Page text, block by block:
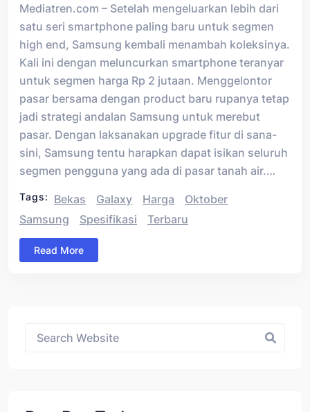
Mediatren.com – Setelah mengeluarkan lebih dari
satu seri smartphone paling baru untuk segmen
high end, Samsung kembali menambah koleksinya.
Kali ini dengan meluncurkan smartphone teranyar
untuk segmen harga Rp 2 jutaan. Menggelontor
pasar bersama dengan product baru rupanya tetap
jadi strategi andalan Samsung untuk merebut
pasar. Dengan laksanakan upgrade fitur di sana-
sini, Samsung tentu harapkan dapat isikan seluruh
segmen pengguna yang ada di pasar tanah air.…
Tags: Bekas Galaxy Harga
Oktober
Samsung
Spesifikasi Terbaru
Read More